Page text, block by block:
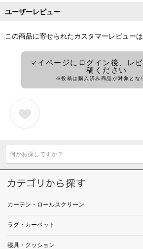
ユーザーレビュー
この商品に寄せられたカスタマーレビューは
マイページにログイン後、レ
稿ください
※投稿は購入済み商品が対象とな
何かお探しですか？
カーテン・ロールスクリーン
ラグ・カーペット
寝具・クッション